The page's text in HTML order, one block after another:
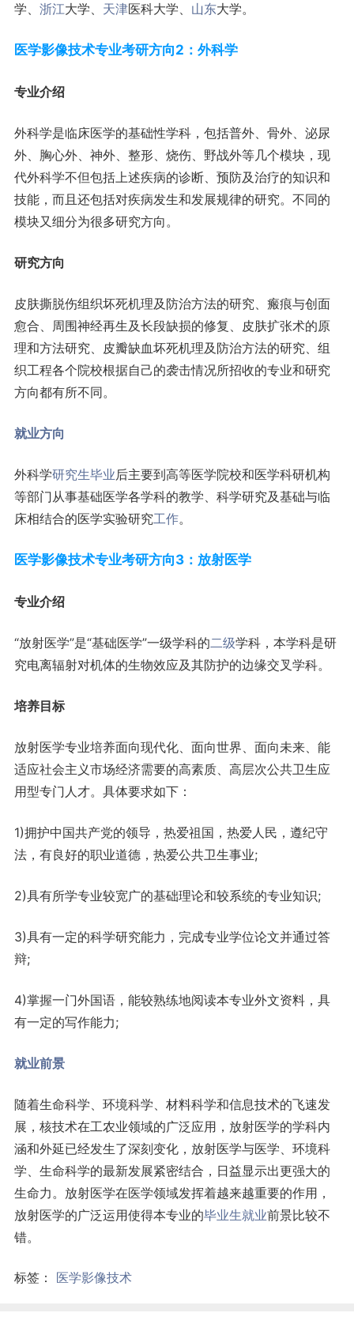
学、 浙江大学、 天津医科大学、 山东大学。
医学影像技术专业考研方向2：外科学
专业介绍
外科学是临床医学的基础性学科，包括普外、骨外、泌尿
外、胸心外、神外、整形、烧伤、野战外等几个模块，现
代外科学不但包括上述疾病的诊断、预防及治疗的知识和
技能，而且还包括对疾病发生和发展规律的研究。不同的
模块又细分为很多研究方向。
研究方向
皮肤撕脱伤组织坏死机理及防治方法的研究、瘢痕与创面
愈合、周围神经再生及长段缺损的修复、皮肤扩张术的原
理和方法研究、皮瓣缺血坏死机理及防治方法的研究、组
织工程各个院校根据自己的袭击情况所招收的专业和研究
方向都有所不同。
就业方向
外科学研究生毕业后主要到高等医学院校和医学科研机构
等部门从事基础医学各学科的教学、科学研究及基础与临
床相结合的医学实验研究工作。
医学影像技术专业考研方向3：放射医学
专业介绍
“放射医学”是“基础医学”一级学科的二级学科，本学科是研
究电离辐射对机体的生物效应及其防护的边缘交叉学科。
培养目标
放射医学专业培养面向现代化、面向世界、面向未来、能
适应社会主义市场经济需要的高素质、高层次公共卫生应
用型专门人才。具体要求如下：
1)拥护中国共产党的领导，热爱祖国，热爱人民，遵纪守
法，有良好的职业道德，热爱公共卫生事业;
2)具有所学专业较宽广的基础理论和较系统的专业知识;
3)具有一定的科学研究能力，完成专业学位论文并通过答
辩;
4)掌握一门外国语，能较熟练地阅读本专业外文资料，具
有一定的写作能力;
就业前景
随着生命科学、环境科学、材料科学和信息技术的飞速发
展，核技术在工农业领域的广泛应用，放射医学的学科内
涵和外延已经发生了深刻变化，放射医学与医学、环境科
学、生命科学的最新发展紧密结合，日益显示出更强大的
生命力。放射医学在医学领域发挥着越来越重要的作用，
放射医学的广泛运用使得本专业的毕业生就业前景比较不
错。
标签： 医学影像技术